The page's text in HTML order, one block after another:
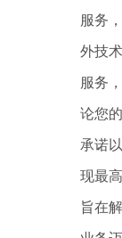
服务
外技
服务
论您
承诺
现最
旨在